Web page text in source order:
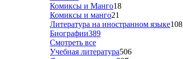
Комиксы и Манго18
Комиксы и манго21
Литература на иностранном языке108
Биографии389
Смотреть все
Учебная литература506